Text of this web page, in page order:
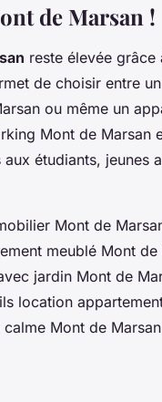
de Marsan !
reste élevée grâce
de choisir entre
ou même un
Mont de Marsan
étudiants, jeunes
Mont de
meublé Mont de
jardin Mont de
location
Mont de